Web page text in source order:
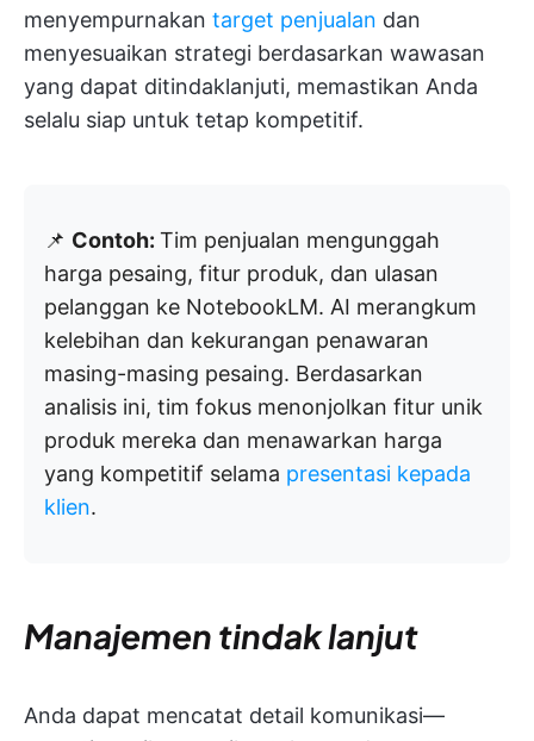
menyempurnakan target penjualan dan
menyesuaikan strategi berdasarkan wawasan
yang dapat ditindaklanjuti, memastikan Anda
selalu siap untuk tetap kompetitif.
📌 Contoh: Tim penjualan mengunggah
harga pesaing, fitur produk, dan ulasan
pelanggan ke NotebookLM. AI merangkum
kelebihan dan kekurangan penawaran
masing-masing pesaing. Berdasarkan
analisis ini, tim fokus menonjolkan fitur unik
produk mereka dan menawarkan harga
yang kompetitif selama presentasi kepada
klien.
Manajemen tindak lanjut
Anda dapat mencatat detail komunikasi—